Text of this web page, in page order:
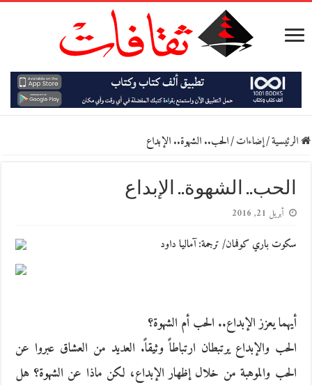
الرئيسية/إضاءات/الحب.. الشهوة.. الإبداع
الحب.. الشهوة.. الإبداع
أبريل 21, 2016
سكوت باري كوفمان/ ترجمة: آماليا داود
أيهما يعزز الإبداع.. الحب أم الشهوة؟
الحب والإبداع يرتبطان ارتباطاً وثيقاً. العديد من العشاق عبروا عن
الحب والموهبة من خلال إظهار الإبداع، لكن ماذا عن الشهوة؟ هل